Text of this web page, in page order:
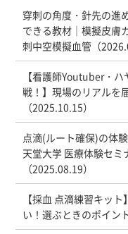
穿刺の角度・針先の進
できる教材｜模擬皮膚
刺中空模擬血管（
【看護師Youtuber・
戦！】現場のリアルを
（2025.10.15）
点滴(ルート確保)の体
天堂大学 医療体験セミ
（2025.08.19）
【採血 点滴練習キッ
い！選ぶときのポイン